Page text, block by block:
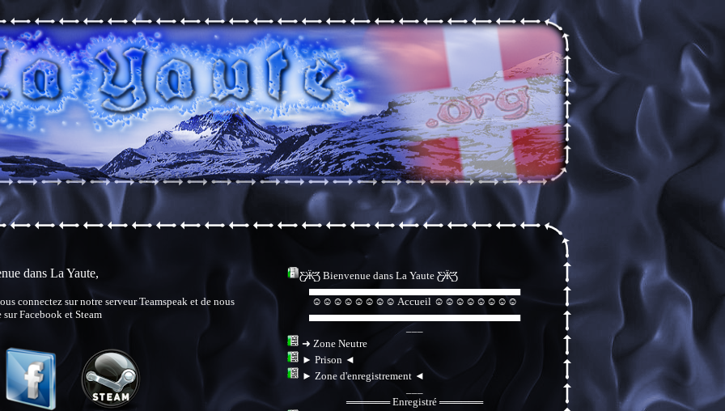
dans La Yaute,
connectez sur notre serveur Teamspeak et de nous
Facebook et Steam
Ƹ̵̡Ӝ̵̨̄Ʒ Bienvenue dans La Yaute Ƹ̵̡Ӝ̵̨̄Ʒ
▄▄▄▄▄▄▄▄▄▄▄▄▄▄▄▄▄▄▄▄▄▄▄▄▄▄▄▄▄
☺☺☺☺☺☺☺☺ Accueil ☺☺☺☺☺☺☺☺
▄▄▄▄▄▄▄▄▄▄▄▄▄▄▄▄▄▄▄▄▄▄▄▄▄▄▄▄▄
___
➜ Zone Neutre
► Prison ◄
► Zone d'enregistrement ◄
══════ Enregistré ══════